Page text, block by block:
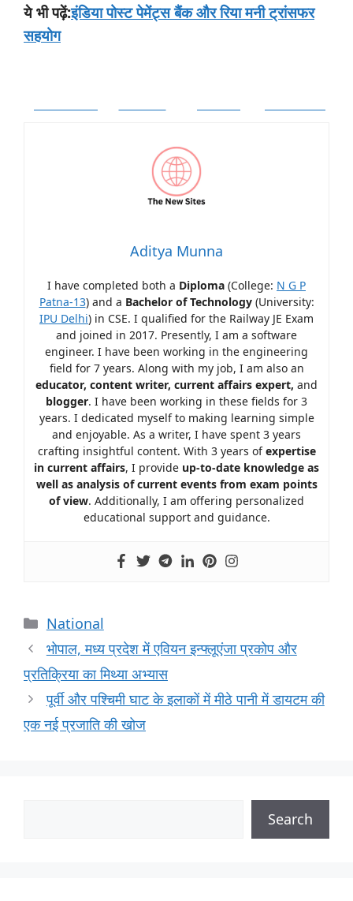
ये भी पढ़ें:इंडिया पोस्ट पेमेंट्स बैंक और रिया मनी ट्रांसफर
सहयोग
Aditya Munna
I have completed both a Diploma (College: N G P
Patna-13) and a Bachelor of Technology(University:
IPU Delhi) in CSE. I qualified for the Railway JE Exam
and joined in 2017. Presently, I am a software
engineer. I have been working in the engineering
field for 7 years. Along with my job, I am also an
educator, content writer, current affairs expert, and
blogger. I have been working in these fields for 3
years. I dedicated myself to making learning simple
and enjoyable. As a writer, I have spent 3 years
crafting insightful content. With 3 years ofexpertise
in current affairs, I provide up-to-date knowledge as
well as analysis of current events from exam points
of view. Additionally, I am offering personalized
educational support and guidance.
National
भोपाल, मध्य प्रदेश में एवियन इन्फ्लूएंजा प्रकोप और
प्रतिक्रिया का मिथ्या अभ्यास
पूर्वी और पश्चिमी घाट के इलाकों में मीठे पानी में डायटम की
एक नई प्रजाति की खोज
Search